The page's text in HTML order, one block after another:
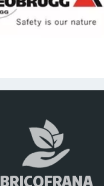
BRICOFRANA